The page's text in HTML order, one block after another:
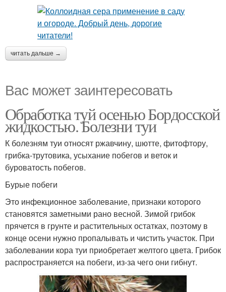
читать дальше →
Вас может заинтересовать
Обработка туй осенью Бордосской
жидкостью. Болезни туи
К болезням туи относят ржавчину, шютте, фитофтору,
грибка-трутовика, усыхание побегов и веток и
буроватость побегов.
Бурые побеги
Это инфекционное заболевание, признаки которого
становятся заметными рано весной. Зимой грибок
прячется в грунте и растительных остатках, поэтому в
конце осени нужно пропалывать и чистить участок. При
заболевании кора туи приобретает желтого цвета. Грибок
распространяется на побеги, из-за чего они гибнут.